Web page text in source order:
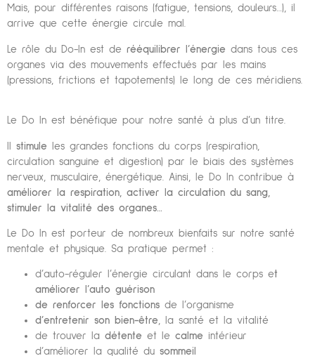
Mais, pour différentes raisons (fatigue, tensions, douleurs…), il
arrive que cette énergie circule mal.
Le rôle du Do-In est de rééquilibrer l’énergie dans tous ces
organes via des mouvements effectués par les mains
(pressions, frictions et tapotements) le long de ces méridiens.
Le Do In est bénéfique pour notre santé à plus d’un titre.
stimule les grandes fonctions du corps (respiration,
circulation sanguine et digestion) par le biais des systèmes
nerveux, musculaire, énergétique. Ainsi, le Do In contribue à
améliorer la respiration, activer la circulation du sang,
stimuler la vitalité des organes…
Le Do In est porteur de nombreux bienfaits sur notre santé
mentale et physique. Sa pratique permet :
d’auto-réguler l’énergie circulant dans le corps et
améliorer l’auto guérison
de renforcer les fonctions de l’organisme
d’entretenir son bien-être, la santé et la vitalité
de trouver la détente et le calme intérieur
d’améliorer la qualité du sommeil